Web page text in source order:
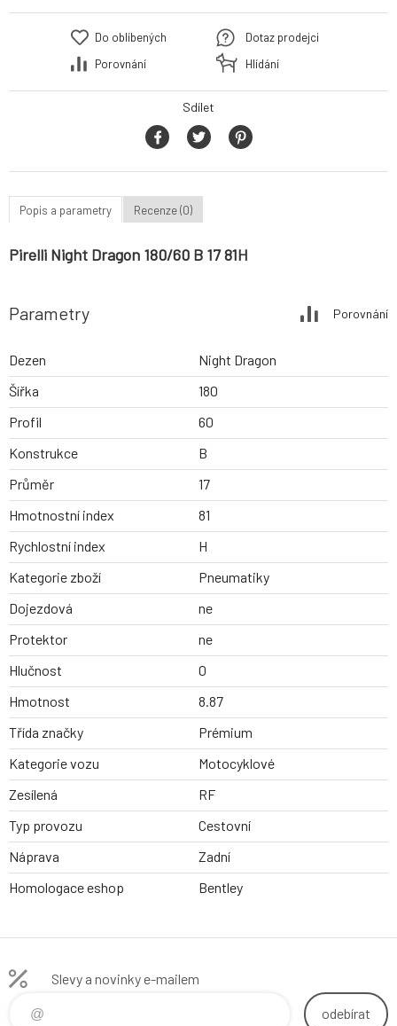
Do oblíbených
Porovnání
Dotaz prodejci
Hlídání
Sdílet
Popis a parametry Recenze (0)
Pirelli Night Dragon 180/60 B 17 81H
Parametry Porovnání
Dezen
Night Dragon
Šířka
180
Profil
60
Konstrukce
B
Průměr
17
Hmotnostní index
81
Rychlostní index
H
Kategorie zboží
Pneumatiky
Dojezdová
ne
Protektor
ne
Hlučnost
0
Hmotnost
8.87
Třída značky
Prémium
Kategorie vozu
Motocyklové
Zesílená
RF
Typ provozu
Cestovní
Náprava
Zadní
Homologace eshop
Bentley
Slevy a novinky e-mailem
odebírat